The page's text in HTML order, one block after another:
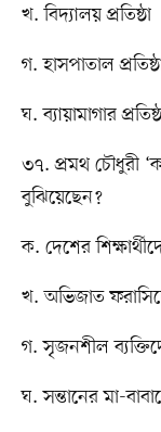
খ. বিদ্যালয় প্রতিষ্ঠা
গ. হাসপাতাল
ঘ. ব্যায়ামাগার
৩৭. প্রমথ চৌধুরী
বুঝিয়েছেন?
ক. দেশের
খ. অভিজাত
গ. সৃজনশীল
ঘ. সন্তানের মা-